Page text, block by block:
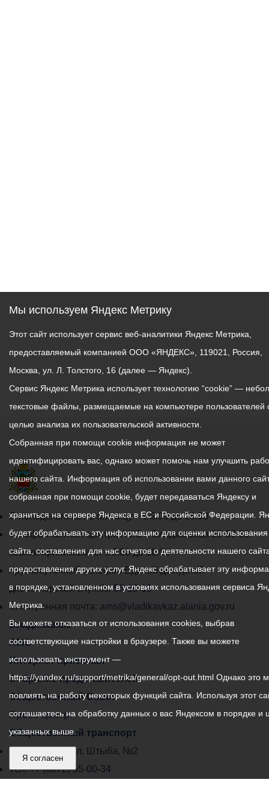
дорожного покрытия,
установка бордюрного
тротуаров и газонной
части.
График
работы
администрации
местного
самоуправления
города
Владикавказ:
С понедельника по пятницу – с 9.00 до 18.00
Телефон контакт-центра АМС г. Владикавказ30-30-30
звонки принимаются с 9:00 до 18:00
Круглосуточный телефон Единой дежурной
диспетчерской службы53-19-19
Электронная почта: ams@vladikavkaz.alania.gov.ru
Владикавказ
АМС
Интернет приемная
Собрание представителей
Общественный Совет
Пресс-центр
Общественный транспорт
Владикавказ, пл. Штыба, №2
Тел:+7 (8672) 55-00-34
Мы используем Яндекс Метрику
Этот сайт использует сервис веб-аналитики Яндекс Метрика,
предоставляемый компанией ООО «ЯНДЕКС», 119021, Россия,
Москва, ул. Л. Толстого, 16 (далее — Яндекс).
Сервис Яндекс Метрика использует технологию “cookie” —
текстовые файлы, размещаемые на компьютере пользователей
целью анализа их пользовательской активности.
Собранная при помощи cookie информация не может
идентифицировать вас, однако может помочь нам улучшить
нашего сайта. Информация об использовании вами данного
собранная при помощи cookie, будет передаваться Яндексу и
храниться на сервере Яндекса в ЕС и Российской Федерации.
будет обрабатывать эту информацию для оценки
сайта, составления для нас отчетов о деятельности нашего
предоставления других услуг. Яндекс обрабатывает эту
в порядке, установленном в условиях использования сервиса
Метрика.
Вы можете отказаться от использования cookies, выбрав
соответствующие настройки в браузере. Также вы можете
использовать инструмент —
https://yandex.ru/support/metrika/general/opt-out.html Однако это
повлиять на работу некоторых функций сайта. Используя этот
соглашаетесь на обработку данных о вас Яндексом в порядке и
указанных выше.
Я согласен